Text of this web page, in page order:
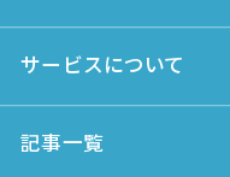
サービスについて
記事一覧